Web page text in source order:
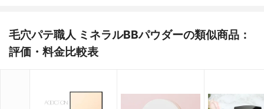
毛穴パテ職人 ミネラルBBパウダーの類似商品：
評価・料金比較表